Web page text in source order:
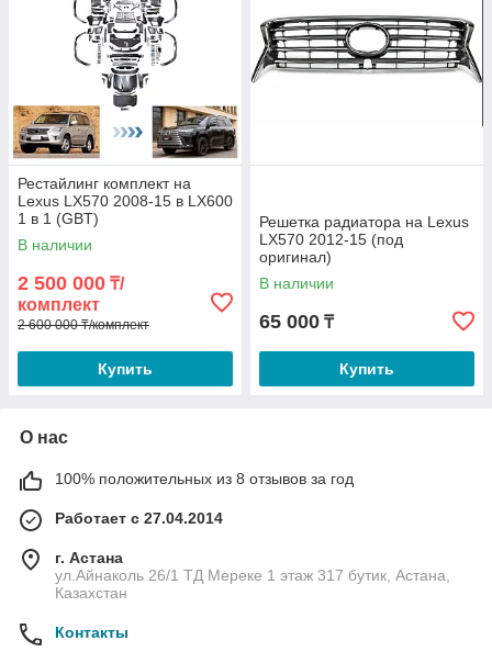
Рестайлинг комплект на
Lexus LX570 2008-15 в LX600
1 в 1 (GBT)
В наличии
2 500 000 ₸/
комплект
2 600 000 ₸/комплект
Купить
Решетка радиатора на Lexus
LX570 2012-15 (под
оригинал)
В наличии
65 000 ₸
Купить
О нас
100% положительных из 8 отзывов за год
Работает с 27.04.2014
г. Астана
ул.Айнаколь 26/1 ТД Мереке 1 этаж 317 бутик, Астана,
Казахстан
Контакты